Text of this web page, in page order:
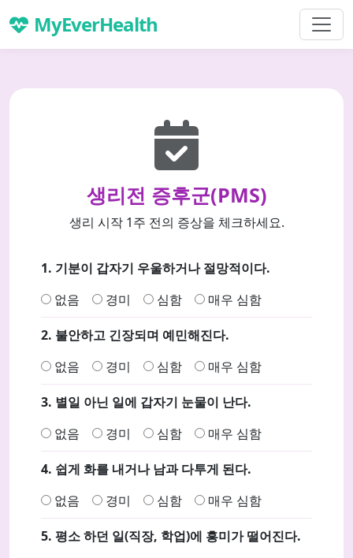
MyEverHealth
생리전 증후군(PMS)
생리 시작 1주 전의 증상을 체크하세요.
1. 기분이 갑자기 우울하거나 절망적이다.
없음
경미 심함 매우 심함
2. 불안하고 긴장되며 예민해진다.
없음
경미 심함 매우 심함
3. 별일 아닌 일에 갑자기 눈물이 난다.
없음
경미 심함 매우 심함
4. 쉽게 화를 내거나 남과 다투게 된다.
없음
경미 심함 매우 심함
5. 평소 하던 일(직장, 학업)에 흥미가 떨어진다.